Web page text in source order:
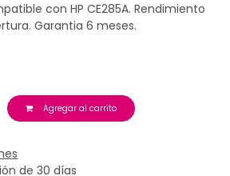
con HP CE285A. Rendimiento
Garantia 6 meses.
Agregar al carrito
de 30 días